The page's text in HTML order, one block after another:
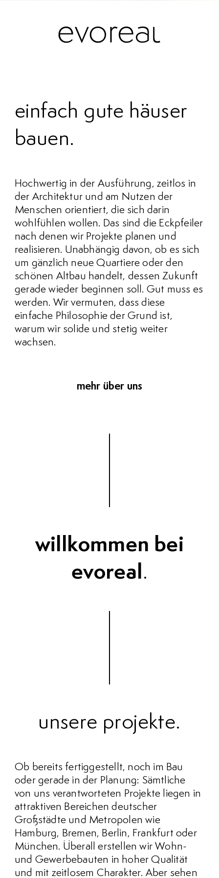
einfach gute häuser
bauen
Hochwertig in der Ausführung, zeitlos in
der Architektur und am Nutzen der
Menschen orientiert, die sich darin
wohlfühlen wollen. Das sind die Eckpfeiler
nach denen wir Projekte planen und
realisieren. Unabhängig davon, ob es sich
um gänzlich neue Quartiere oder den
schönen Altbau handelt, dessen Zukunft
gerade wieder beginnen soll. Gut muss es
werden. Wir vermuten, dass diese
einfache Philosophie der Grund ist,
warum wir solide und stetig weiter
wachsen.
mehr über uns
willkommen bei
evoreal
unsere projekte
Ob bereits fertiggestellt, noch im Bau
oder gerade in der Planung: Sämtliche
von uns verantworteten Projekte liegen in
attraktiven Bereichen deutscher
Großstädte und Metropolen wie
Hamburg, Bremen, Berlin, Frankfurt oder
München. Überall erstellen wir Wohn-
und Gewerbebauten in hoher Qualität
und mit zeitlosem Charakter. Aber sehen